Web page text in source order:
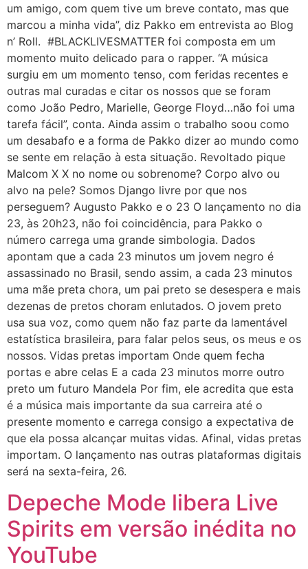
um amigo, com quem tive um breve contato, mas que
marcou a minha vida”, diz Pakko em entrevista ao Blog
n’ Roll. #BLACKLIVESMATTER foi composta em um
momento muito delicado para o rapper. “A música
surgiu em um momento tenso, com feridas recentes e
outras mal curadas e citar os nossos que se foram
como João Pedro, Marielle, George Floyd…não foi uma
tarefa fácil”, conta. Ainda assim o trabalho soou como
um desabafo e a forma de Pakko dizer ao mundo como
se sente em relação à esta situação. Revoltado pique
Malcom X X no nome ou sobrenome? Corpo alvo ou
alvo na pele? Somos Django livre por que nos
perseguem? Augusto Pakko e o 23 O lançamento no dia
23, às 20h23, não foi coincidência, para Pakko o
número carrega uma grande simbologia. Dados
apontam que a cada 23 minutos um jovem negro é
assassinado no Brasil, sendo assim, a cada 23 minutos
uma mãe preta chora, um pai preto se desespera e mais
dezenas de pretos choram enlutados. O jovem preto
usa sua voz, como quem não faz parte da lamentável
estatística brasileira, para falar pelos seus, os meus e os
nossos. Vidas pretas importam Onde quem fecha
portas e abre celas E a cada 23 minutos morre outro
preto um futuro Mandela Por fim, ele acredita que esta
é a música mais importante da sua carreira até o
presente momento e carrega consigo a expectativa de
que ela possa alcançar muitas vidas. Afinal, vidas pretas
importam. O lançamento nas outras plataformas digitais
será na sexta-feira, 26.
Depeche Mode libera Live
Spirits em versão inédita no
YouTube